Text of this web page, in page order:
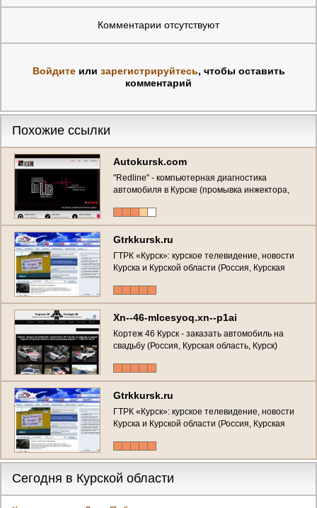
Комментарии отсутствуют
Войдитеили зарегистрируйтесь, чтобы оставить
комментарий
Похожие ссылки
Autokursk.com
"Redline" - компьютерная диагностика
автомобиля в Курске (промывка инжектора,
Gtrkkursk.ru
ГТРК «Курск»: курское телевидение, новости
Курска и Курской области (Россия, Курская
Xn--46-mlcesyoq.xn--p1ai
Кортеж 46 Курск - заказать автомобиль на
свадьбу (Россия, Курская область, Курск)
Gtrkkursk.ru
ГТРК «Курск»: курское телевидение, новости
Курска и Курской области (Россия, Курская
Сегодня в Курской области